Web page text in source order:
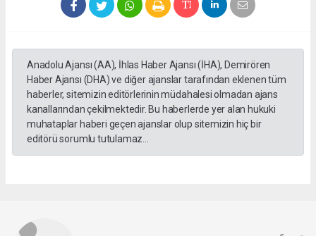
Anadolu Ajansı (AA), İhlas Haber Ajansı (İHA), Demirören
Haber Ajansı (DHA) ve diğer ajanslar tarafından eklenen tüm
haberler, sitemizin editörlerinin müdahalesi olmadan ajans
kanallarından çekilmektedir. Bu haberlerde yer alan hukuki
muhataplar haberi geçen ajanslar olup sitemizin hiç bir
editörü sorumlu tutulamaz...